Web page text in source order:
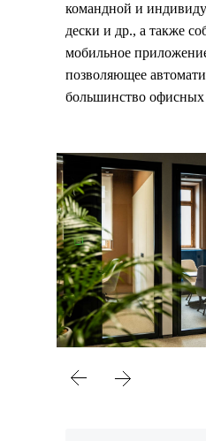
командной и
дески и др., а также
мобильное
позволяющее
большинство